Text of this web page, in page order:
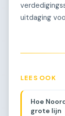
uitdaging
LEES OOK
Hoe
grote lijn